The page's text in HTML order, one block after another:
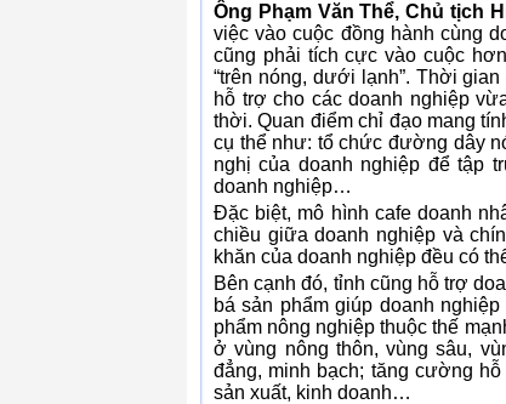
Ông Phạm Văn Thể, Chủ tịch
việc vào cuộc đồng hành cùng
cũng phải tích cực vào cuộc
“trên nóng, dưới lạnh”. Thời
hỗ trợ cho các doanh nghiệp
thời. Quan điểm chỉ đạo mang
cụ thể như: tổ chức đường dây
nghị của doanh nghiệp để tập
doanh nghiệp…
Đặc biệt, mô hình cafe doanh
chiều giữa doanh nghiệp và
khăn của doanh nghiệp đều có
Bên cạnh đó, tỉnh cũng hỗ trợ
bá sản phẩm giúp doanh
phẩm nông nghiệp thuộc thế
ở vùng nông thôn, vùng sâu,
đẳng, minh bạch; tăng cường
sản xuất, kinh doanh…